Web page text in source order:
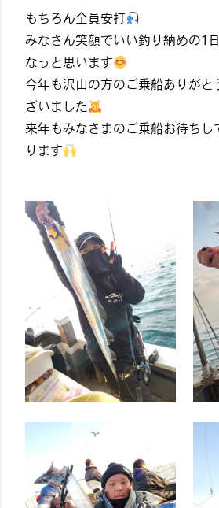
もちろん全員安打
みなさん笑顔でいい釣り納めの1
なっと思います
今年も沢山の方のご乗船ありがと
ざいました
来年もみなさまのご乗船お待ちし
ります